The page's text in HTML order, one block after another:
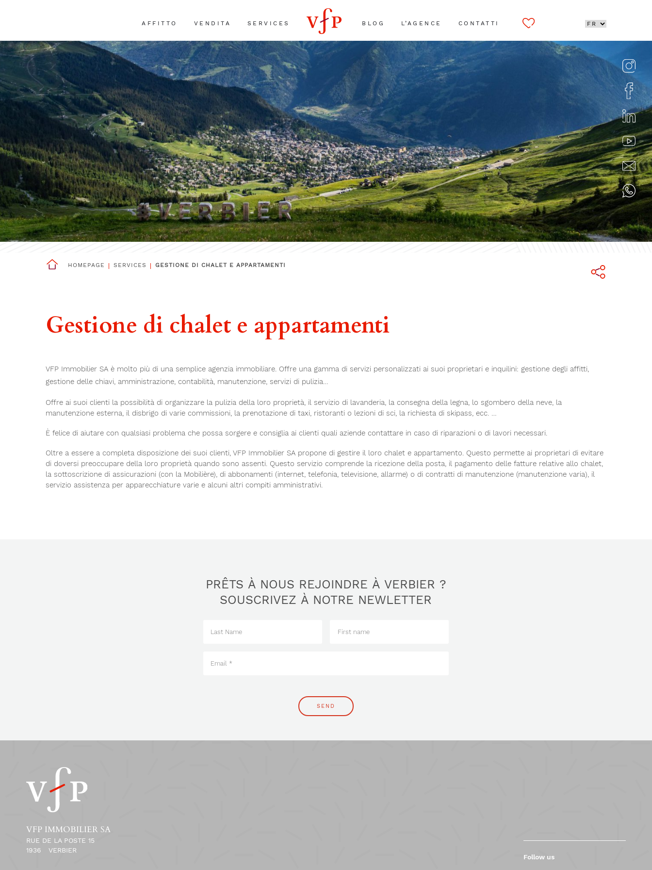
AFFITTO VENDITA SERVICES BLOG L’AGENCE CONTATTI
HOMEPAGE SERVICES GESTIONE DI CHALET E APPARTAMENTI
Gestione di chalet e appartamenti
VFP Immobilier SA è molto più di una semplice agenzia immobiliare. Offre una gamma di servizi personalizzati ai suoi proprietari e inquilini: gestione degli affitti,
gestione delle chiavi, amministrazione, contabilità, manutenzione, servizi di pulizia…
Offre ai suoi clienti la possibilità di organizzare la pulizia della loro proprietà, il servizio di lavanderia, la consegna della legna, lo sgombero della neve, la
manutenzione esterna, il disbrigo di varie commissioni, la prenotazione di taxi, ristoranti o lezioni di sci, la richiesta di skipass, ecc. …
È felice di aiutare con qualsiasi problema che possa sorgere e consiglia ai clienti quali aziende contattare in caso di riparazioni o di lavori necessari.
Oltre a essere a completa disposizione dei suoi clienti, VFP Immobilier SA propone di gestire il loro chalet e appartamento. Questo permette ai proprietari di evitare
di doversi preoccupare della loro proprietà quando sono assenti. Questo servizio comprende la ricezione della posta, il pagamento delle fatture relative allo chalet,
la sottoscrizione di assicurazioni (con la Mobilière), di abbonamenti (internet, telefonia, televisione, allarme) o di contratti di manutenzione (manutenzione varia), il
servizio assistenza per apparecchiature varie e alcuni altri compiti amministrativi.
PRÊTS À NOUS REJOINDRE À VERBIER ?
SOUSCRIVEZ À NOTRE NEWLETTER
VFP IMMOBILIER SA
RUE DE LA POSTE 15
1936
VERBIER
Follow us